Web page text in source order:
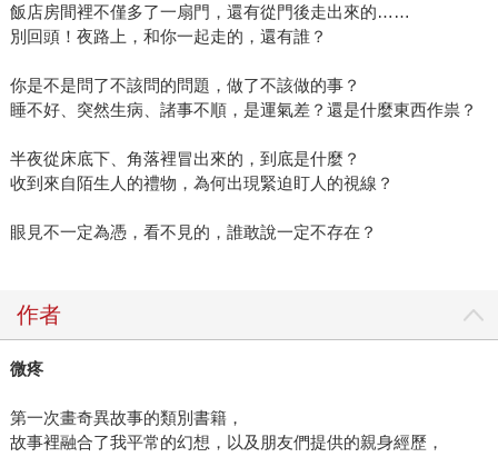
飯店房間裡不僅多了一扇門，還有從門後走出來的……
別回頭！夜路上，和你一起走的，還有誰？
你是不是問了不該問的問題，做了不該做的事？
睡不好、突然生病、諸事不順，是運氣差？還是什麼東西作祟？
半夜從床底下、角落裡冒出來的，到底是什麼？
收到來自陌生人的禮物，為何出現緊迫盯人的視線？
眼見不一定為憑，看不見的，誰敢說一定不存在？
作者
微疼
第一次畫奇異故事的類別書籍，
故事裡融合了我平常的幻想，以及朋友們提供的親身經歷，